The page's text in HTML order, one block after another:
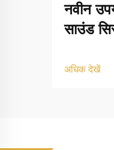
नवीन
साउंड
अधिक देखें